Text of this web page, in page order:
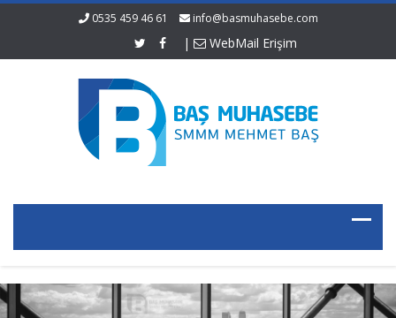
0535 459 46 61 info@basmuhasebe.com
| WebMail Erişim